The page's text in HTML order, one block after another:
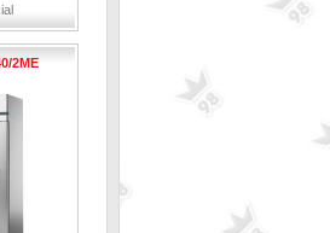
2ME